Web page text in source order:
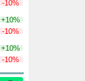
-10%
+10%
-10%
+10%
-10%